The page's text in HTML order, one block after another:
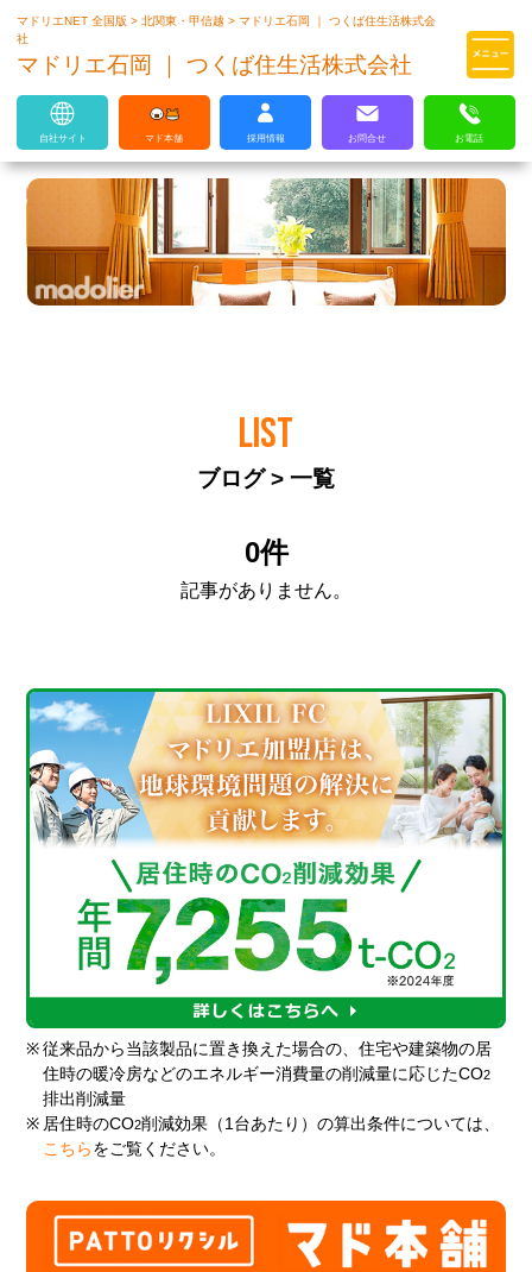
マドリエはLIXILの厳しい基準を
マドリエNET 全国版>北関東・甲信越>マドリエ石岡 ｜ つくば住生活株式会
社
マドリエ石岡 ｜ つくば住生活株式会社
自社サイト マド本舗 採用情報 お問合せ お電話
LIST
ブログ > 一覧
0件
記事がありません。
※ 従来品から当該製品に置き換えた場合の、住宅や建築物の居
住時の暖冷房などのエネルギー消費量の削減量に応じたCO2
排出削減量
※ 居住時のCO2削減効果（1台あたり）の算出条件については、
こちら をご覧ください。